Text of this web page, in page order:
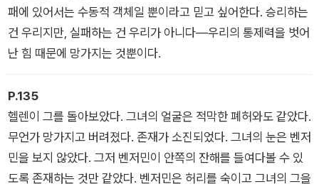
화의 허상을 우리 앞에 낱낱이 드러낸다. 그리고 자본주의, 금융,
권력, 계급과 같은, 시대를 초월해 현재에도 여전히 시급하고 중
요한 문제들을 이야기한다.
의문과 걱정의 무게에 허리가 굽어져 자신의 내면을 보게 되고,
동반자 관계에서 새로 발견한 기쁨 탓에 이제는 떨쳐버렸다고 생
각했던 고독을 더욱 깊이 표현하게 된다.
패에 있어서는 수동적 객체일 뿐이라고 믿고 싶어한다. 승리하는
건 우리지만, 실패하는 건 우리가 아니다―우리의 통제력을 벗어
난 힘 때문에 망가지는 것뿐이다.
P.135
헬렌이 그를 돌아보았다. 그녀의 얼굴은 적막한 폐허와도 같았다.
무언가 망가지고 버려졌다. 존재가 소진되었다. 그녀의 눈은 벤저
민을 보지 않았다. 그저 벤저민이 안쪽의 잔해를 들여다볼 수 있
도록 존재하는 것만 같았다. 벤저민은 허리를 숙이고 그녀의 그을